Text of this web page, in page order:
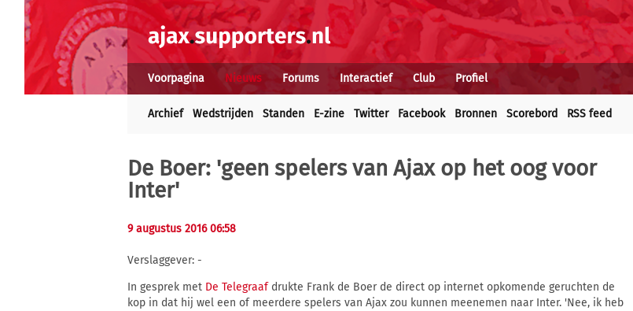
Voorpagina Nieuws Forums Interactief Club Profiel
Archief Wedstrijden Standen E-zine Twitter Facebook Bronnen Scorebord RSS feed
De Boer: 'geen spelers van Ajax op het oog voor
Inter'
9 augustus 2016 06:58
Verslaggever: -
In gesprek met De Telegraafdrukte Frank de Boer de direct op internet opkomende geruchten de
kop in dat hij wel een of meerdere spelers van Ajax zou kunnen meenemen naar Inter. 'Nee, ik heb